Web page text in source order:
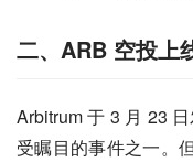
二、ARB 空投上
Arbitrum 于 3 月 23
受瞩目的事件之一。